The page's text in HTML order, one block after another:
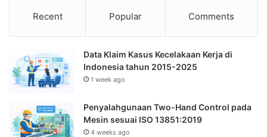
Recent Popular Comments
Data Klaim Kasus Kecelakaan Kerja di
Indonesia tahun 2015-2025
1 week ago
Penyalahgunaan Two-Hand Control pada
Mesin sesuai ISO 13851:2019
4 weeks ago